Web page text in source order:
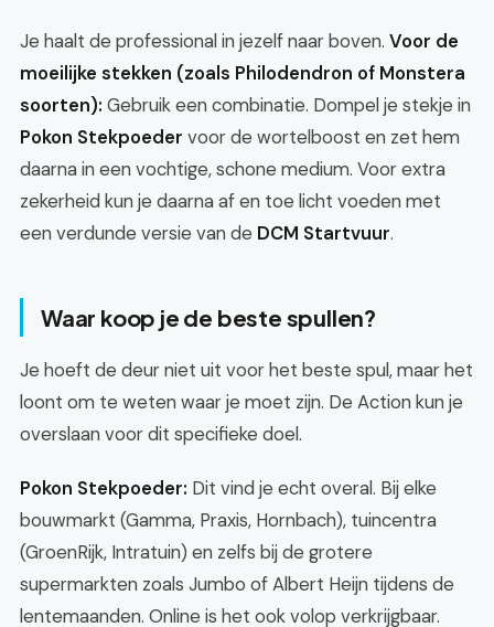
Je haalt de professional in jezelf naar boven. Voor de
moeilijke stekken (zoals Philodendron of Monstera
soorten): Gebruik een combinatie. Dompel je stekje in
Pokon Stekpoeder voor de wortelboost en zet hem
daarna in een vochtige, schone medium. Voor extra
zekerheid kun je daarna af en toe licht voeden met
een verdunde versie van de DCM Startvuur.
Waar koop je de beste spullen?
Je hoeft de deur niet uit voor het beste spul, maar het
loont om te weten waar je moet zijn. De Action kun je
overslaan voor dit specifieke doel.
Pokon Stekpoeder: Dit vind je echt overal. Bij elke
bouwmarkt (Gamma, Praxis, Hornbach), tuincentra
(GroenRijk, Intratuin) en zelfs bij de grotere
supermarkten zoals Jumbo of Albert Heijn tijdens de
lentemaanden. Online is het ook volop verkrijgbaar.